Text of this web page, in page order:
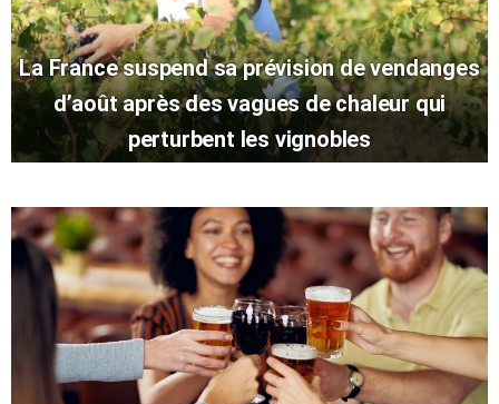
La France suspend sa prévision de vendanges
d’août après des vagues de chaleur qui
perturbent les vignobles